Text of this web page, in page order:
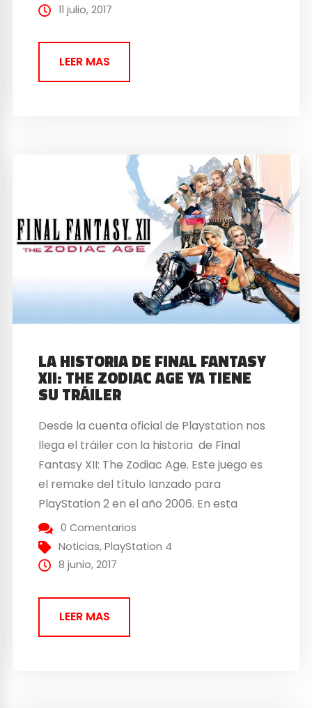
11 julio, 2017
LEER MAS
LA HISTORIA DE FINAL FANTASY
XII: THE ZODIAC AGE YA TIENE
SU TRÁILER
Desde la cuenta oficial de Playstation nos
llega el tráiler con la historia de Final
Fantasy XII: The Zodiac Age. Este juego es
el remake del título lanzado para
PlayStation 2 en el año 2006. En esta
remasterización se han centrado en
varias cosas, así lo han puesto en la
descripción: “Entra en una Era...
0 Comentarios
Noticias,PlayStation 4
8 junio, 2017
LEER MAS